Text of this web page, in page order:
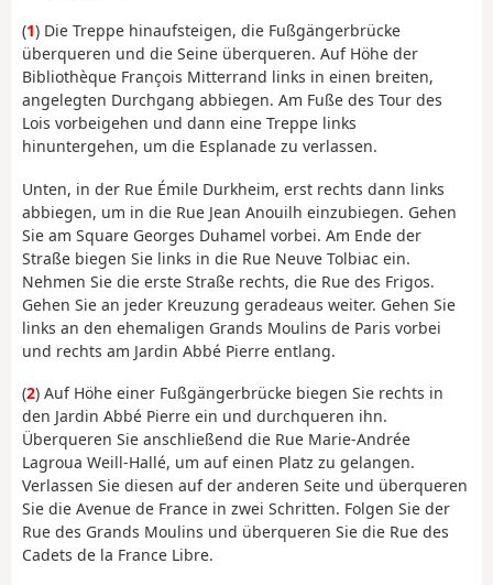
(1) Die Treppe hinaufsteigen, die Fußgängerbrücke
überqueren und die Seine überqueren. Auf Höhe der
Bibliothèque François Mitterrand links in einen breiten,
angelegten Durchgang abbiegen. Am Fuße des Tour des
Lois vorbeigehen und dann eine Treppe links
hinuntergehen, um die Esplanade zu verlassen.
Unten, in der Rue Émile Durkheim, erst rechts dann links
abbiegen, um in die Rue Jean Anouilh einzubiegen. Gehen
Sie am Square Georges Duhamel vorbei. Am Ende der
Straße biegen Sie links in die Rue Neuve Tolbiac ein.
Nehmen Sie die erste Straße rechts, die Rue des Frigos.
Gehen Sie an jeder Kreuzung geradeaus weiter. Gehen Sie
links an den ehemaligen Grands Moulins de Paris vorbei
und rechts am Jardin Abbé Pierre entlang.
(2) Auf Höhe einer Fußgängerbrücke biegen Sie rechts in
den Jardin Abbé Pierre ein und durchqueren ihn.
Überqueren Sie anschließend die Rue Marie-Andrée
Lagroua Weill-Hallé, um auf einen Platz zu gelangen.
Verlassen Sie diesen auf der anderen Seite und überqueren
Sie die Avenue de France in zwei Schritten. Folgen Sie der
Rue des Grands Moulins und überqueren Sie die Rue des
Cadets de la France Libre.